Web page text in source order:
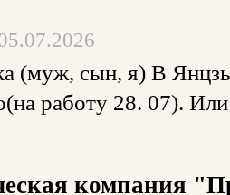
(муж, сын, я) В
работу 28. 07).
компания